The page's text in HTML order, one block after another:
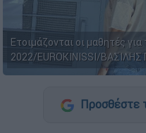
Ετοιμάζονται οι μαθητές για
2022/EUROKINISSI/
Προσθέστε